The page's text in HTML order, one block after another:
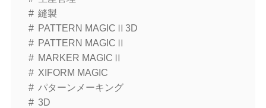
縫製
PATTERN MAGICⅡ3D
PATTERN MAGICⅡ
MARKER MAGICⅡ
XIFORM MAGIC
パターンメーキング
3D